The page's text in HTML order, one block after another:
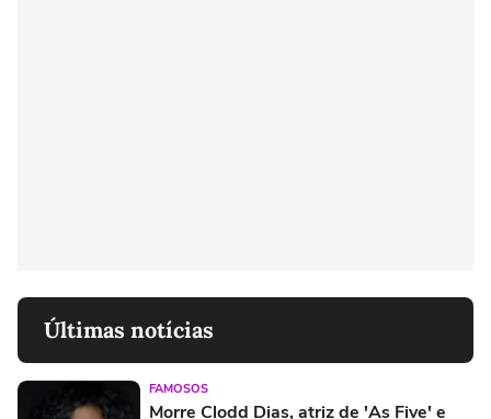
Últimas notícias
FAMOSOS
Morre Clodd Dias, atriz de 'As Five' e